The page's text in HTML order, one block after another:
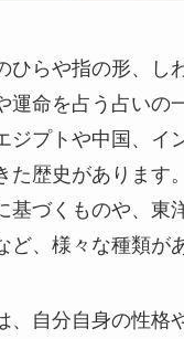
ひらや指の形、し
運命を占う占いの
ジプトや中国、イ
た歴史があります
基づくものや、東
ど、様々な種類が
、自分自身の性格